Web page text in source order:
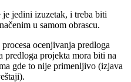
jedini izuzetak, i treba biti
u samom obrascu.
ocenjivanja predloga
predloga projekta mora biti na
gde to nije primenljivo (izjava